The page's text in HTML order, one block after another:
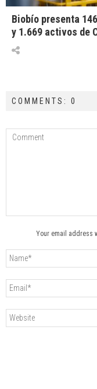
Biobío presenta
y 1.669 activos de
COMMENTS: 0
Your email address